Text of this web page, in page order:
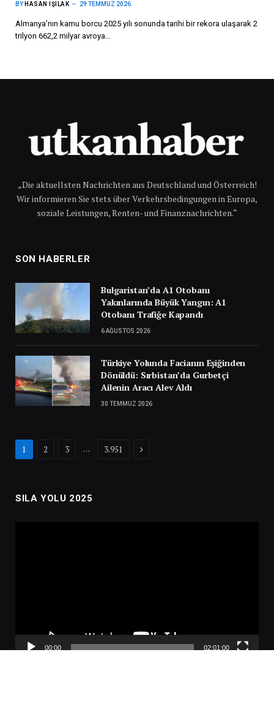
BY HASAN IŞILAK 29 TEMMUZ 2026
Almanya’nın kamu borcu 2025 yılı sonunda tarihi bir rekora ulaşarak 2
trilyon 662,2 milyar avroya…
„Die aktuellsten Nachrichten aus Deutschland und Österreich!
Wir informieren Sie stets über Verkehrsbedingungen in Europa,
soziale Leistungen, Renten- und Finanznachrichten.“
SON HABERLER
Bulgaristan’da A1 Otobanı
Yakınlarında Büyük Yangın: A1
Otobanı Trafiğe Kapandı
6 AĞUSTOS 2026
Türkiye Yolunda Facianın Eşiğinden
Dönüldü: Sırbistan’da Gurbetçi
Ailenin Aracı Alev Aldı
30 TEMMUZ 2026
1 2 3 … 3.951 Next
SILA YOLU 2025
00:00 02:01:00